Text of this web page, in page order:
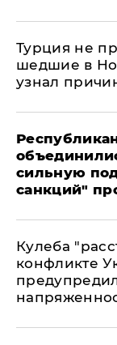
Турция не
шедшие в
узнал
сильную
санкций"
Кулеба
конфликте